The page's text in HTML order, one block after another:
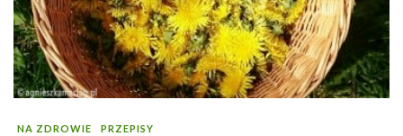
NA ZDROWIE PRZEPISY